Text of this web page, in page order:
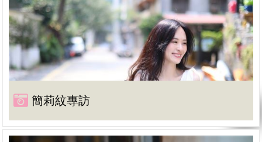
簡莉紋專訪